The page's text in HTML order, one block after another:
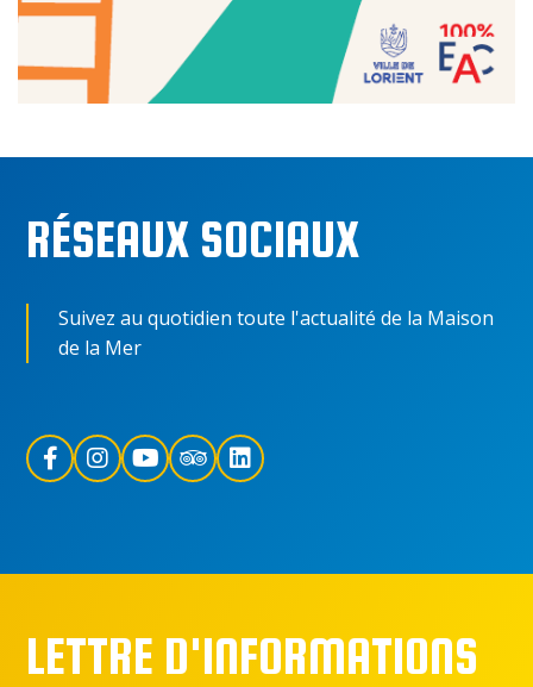
RÉSEAUX SOCIAUX
Suivez au quotidien toute l'actualité de la Maison
de la Mer
LETTRE D'INFORMATIONS